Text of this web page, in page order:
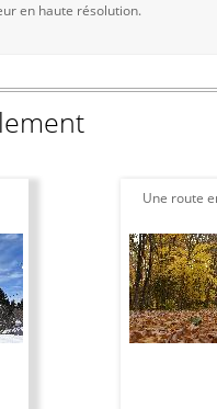
en haute résolution.
Une route